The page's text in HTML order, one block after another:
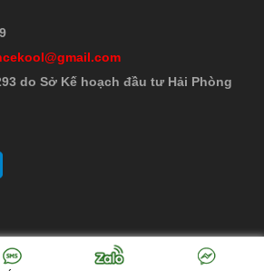
do Sở Kế hoạch đầu tư Hải Phòng